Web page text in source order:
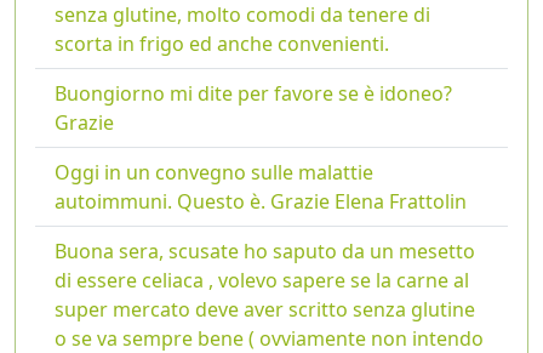
senza glutine, molto comodi da tenere di
scorta in frigo ed anche convenienti.
Buongiorno mi dite per favore se è idoneo?
Grazie
Oggi in un convegno sulle malattie
autoimmuni. Questo è. Grazie Elena Frattolin
Buona sera, scusate ho saputo da un mesetto
di essere celiaca , volevo sapere se la carne al
super mercato deve aver scritto senza glutine
o se va sempre bene ( ovviamente non intendo